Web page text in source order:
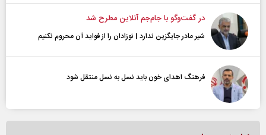
در گفت‌و‌گو با جام‌جم آنلاین مطرح شد
شیر مادر جایگزین ندارد | نوزادان را از فواید آن محروم نکنیم
فرهنگ اهدای خون باید نسل به نسل منتقل شود